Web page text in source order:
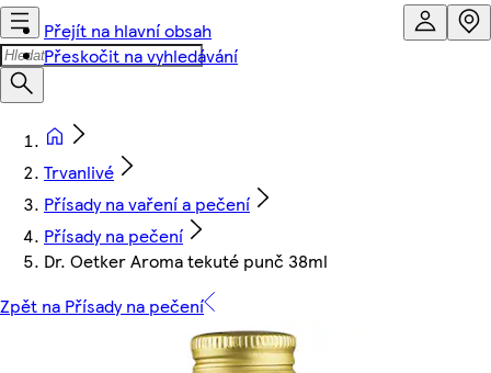
Přejít na hlavní obsah
Přeskočit na vyhledávání
Trvanlivé
Přísady na vaření a pečení
Přísady na pečení
Dr. Oetker Aroma tekuté punč 38ml
Zpět na Přísady na pečení